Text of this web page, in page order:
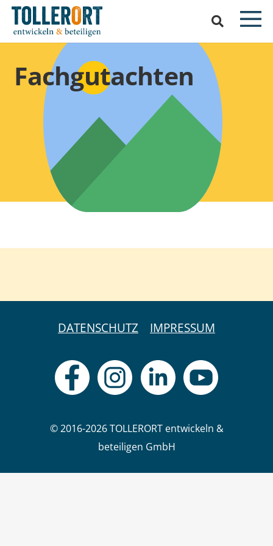
Fachgutachten
DATENSCHUTZ IMPRESSUM
© 2016-2026 TOLLERORT entwickeln &
beteiligen GmbH